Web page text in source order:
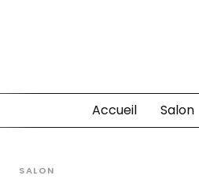
Accueil Salon
SALON